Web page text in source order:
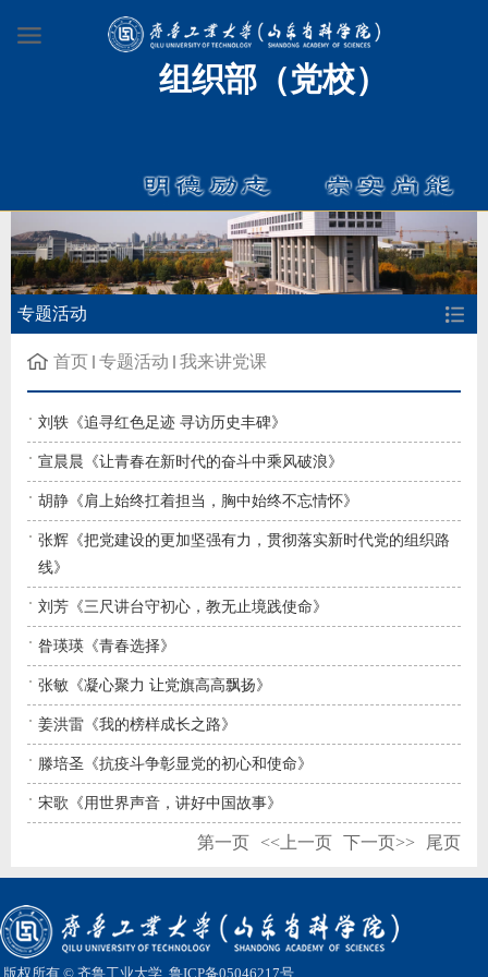
组织部（党校）
专题活动
首页 专题活动 我来讲党课
刘轶《追寻红色足迹 寻访历史丰碑》
宣晨晨《让青春在新时代的奋斗中乘风破浪》
胡静《肩上始终扛着担当，胸中始终不忘情怀》
张辉《把党建设的更加坚强有力，贯彻落实新时代党的组织路
线》
刘芳《三尺讲台守初心，教无止境践使命》
昝瑛瑛《青春选择》
张敏《凝心聚力 让党旗高高飘扬》
姜洪雷《我的榜样成长之路》
滕培圣《抗疫斗争彰显党的初心和使命》
宋歌《用世界声音，讲好中国故事》
第一页 <<上一页 下一页>> 尾页
版权所有 © 齐鲁工业大学 鲁ICP备05046217号